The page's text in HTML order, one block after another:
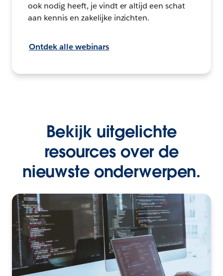
ook nodig heeft, je vindt er altijd een schat
aan kennis en zakelijke inzichten.
Ontdek alle webinars
Bekijk uitgelichte
resources over de
nieuwste onderwerpen.